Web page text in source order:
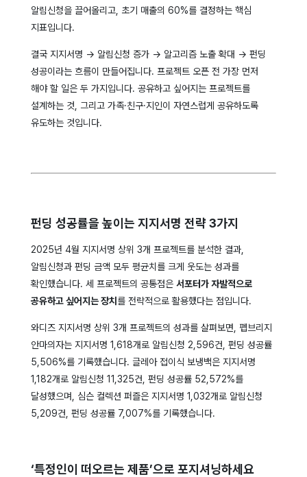
알림신청을 끌어올리고, 초기 매출의 60%를 결정하는 핵심
지표입니다.
결국 지지서명 → 알림신청 증가 → 알고리즘 노출 확대 → 펀딩
성공이라는 흐름이 만들어집니다. 프로젝트 오픈 전 가장 먼저
해야 할 일은 두 가지입니다. 공유하고 싶어지는 프로젝트를
설계하는 것, 그리고 가족·친구·지인이 자연스럽게 공유하도록
유도하는 것입니다.
펀딩 성공률을 높이는 지지서명 전략 3가지
2025년 4월 지지서명 상위 3개 프로젝트를 분석한 결과,
알림신청과 펀딩 금액 모두 평균치를 크게 웃도는 성과를
확인했습니다. 세 프로젝트의 공통점은 서포터가 자발적으로
공유하고 싶어지는 장치를 전략적으로 활용했다는 점입니다.
와디즈 지지서명 상위 3개 프로젝트의 성과를 살펴보면, 펩브리지
안마의자는 지지서명 1,618개로 알림신청 2,596건, 펀딩 성공률
5,506%를 기록했습니다. 글레아 접이식 보냉백은 지지서명
1,182개로 알림신청 11,325건, 펀딩 성공률 52,572%를
달성했으며, 심슨 컬렉션 퍼즐은 지지서명 1,032개로 알림신청
5,209건, 펀딩 성공률 7,007%를 기록했습니다.
‘특정인이 떠오르는 제품’으로 포지셔닝하세요